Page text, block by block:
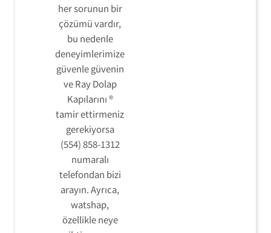
her sorunun bir
çözümü vardır,
bu nedenle
deneyimlerimize
güvenle güvenin
ve Ray Dolap
Kapılarını ®
tamir ettirmeniz
gerekiyorsa
(554) 858-1312
numaralı
telefondan bizi
arayın. Ayrıca,
watshap,
özellikle neye